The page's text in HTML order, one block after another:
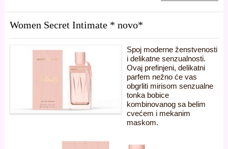
Women Secret Intimate * novo*
Spoj moderne ženstvenosti
i delikatne senzualnosti.
Ovaj prefinjeni, delikatni
parfem nežno će vas
obgrliti mirisom senzualne
tonka bobice
kombinovanog sa belim
cvećem i mekanim
maskom.